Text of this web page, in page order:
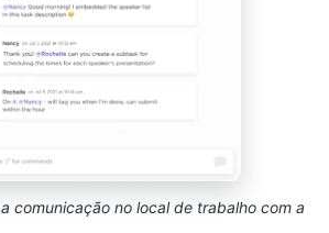
comunicação no local de trabalho com a